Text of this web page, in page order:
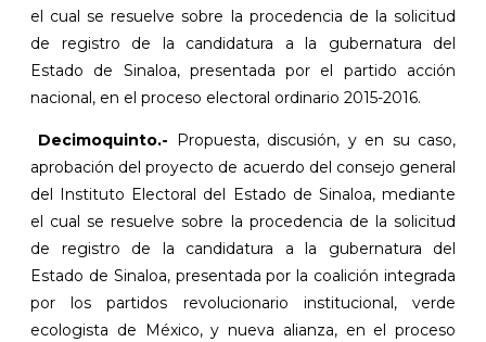
el cual se resuelve sobre la procedencia de la solicitud
de registro de la candidatura a la gubernatura del
Estado de Sinaloa, presentada por el partido acción
nacional, en el proceso electoral ordinario 2015-2016.
Decimoquinto.- Propuesta, discusión, y en su caso,
aprobación del proyecto de acuerdo del consejo general
del Instituto Electoral del Estado de Sinaloa, mediante
el cual se resuelve sobre la procedencia de la solicitud
de registro de la candidatura a la gubernatura del
Estado de Sinaloa, presentada por la coalición integrada
por los partidos revolucionario institucional, verde
ecologista de México, y nueva alianza, en el proceso